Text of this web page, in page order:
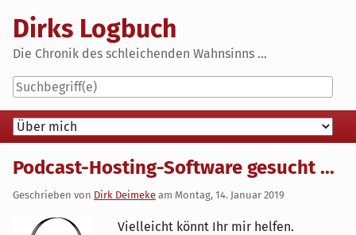
content
Dirks Logbuch
Die Chronik des schleichenden Wahnsinns ...
Navigation
Podcast-Hosting-Software gesucht ...
Geschrieben von Dirk Deimeke am Montag, 14. Januar 2019
Vielleicht könnt Ihr mir helfen.